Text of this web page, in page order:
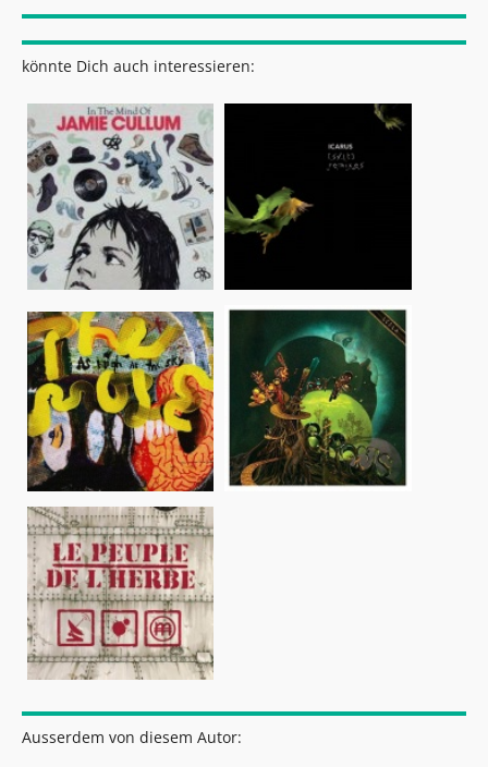
könnte Dich auch interessieren:
Ausserdem von diesem Autor: